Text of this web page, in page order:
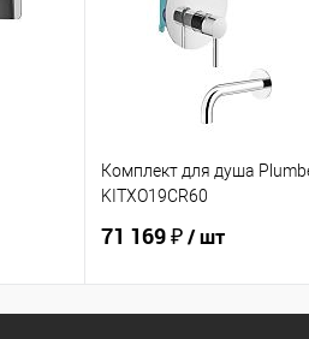
Комплект для душа
KITXO19CR60
71 169 ₽/ шт